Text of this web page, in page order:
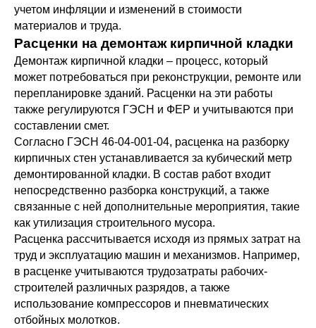
учетом инфляции и изменений в стоимости
материалов и труда.
Расценки на демонтаж кирпичной кладки
Демонтаж кирпичной кладки – процесс, который
может потребоваться при реконструкции, ремонте или
перепланировке зданий. Расценки на эти работы
также регулируются ГЭСН и ФЕР и учитываются при
составлении смет.
Согласно ГЭСН 46-04-001-04, расценка на разборку
кирпичных стен устанавливается за кубический метр
демонтированной кладки. В состав работ входит
непосредственно разборка конструкций, а также
связанные с ней дополнительные мероприятия, такие
как утилизация строительного мусора.
Расценка рассчитывается исходя из прямых затрат на
труд и эксплуатацию машин и механизмов. Например,
в расценке учитываются трудозатраты рабочих-
строителей различных разрядов, а также
использование компрессоров и пневматических
отбойных молотков.